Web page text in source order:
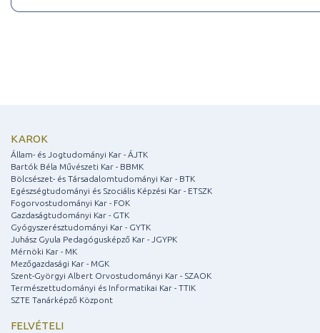
KAROK
Állam- és Jogtudományi Kar - ÁJTK
Bartók Béla Művészeti Kar - BBMK
Bölcsészet- és Társadalomtudományi Kar - BTK
Egészségtudományi és Szociális Képzési Kar - ETSZK
Fogorvostudományi Kar - FOK
Gazdaságtudományi Kar - GTK
Gyógyszerésztudományi Kar - GYTK
Juhász Gyula Pedagógusképző Kar - JGYPK
Mérnöki Kar - MK
Mezőgazdasági Kar - MGK
Szent-Györgyi Albert Orvostudományi Kar - SZAOK
Természettudományi és Informatikai Kar - TTIK
SZTE Tanárképző Központ
FELVÉTELI